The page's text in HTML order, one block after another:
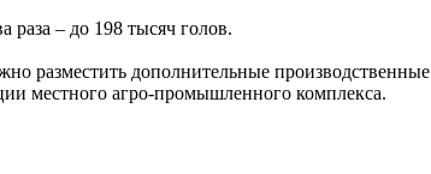
раза – до 198 тысяч голов.
разместить дополнительные производственные
местного агро-промышленного комплекса.